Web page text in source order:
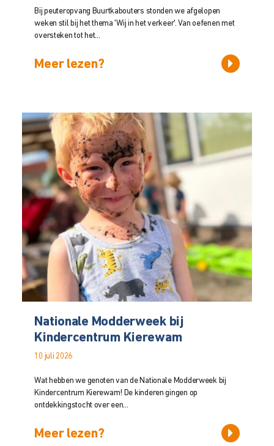
Bij peuteropvang Buurtkabouters stonden we afgelopen
weken stil bij het thema 'Wij in het verkeer'. Van oefenen met
oversteken tot het...
Meer lezen?
Nationale Modderweek bij
Kindercentrum Kierewam
10 juli 2026
Wat hebben we genoten van de Nationale Modderweek bij
Kindercentrum Kierewam! De kinderen gingen op
ontdekkingstocht over een...
Meer lezen?